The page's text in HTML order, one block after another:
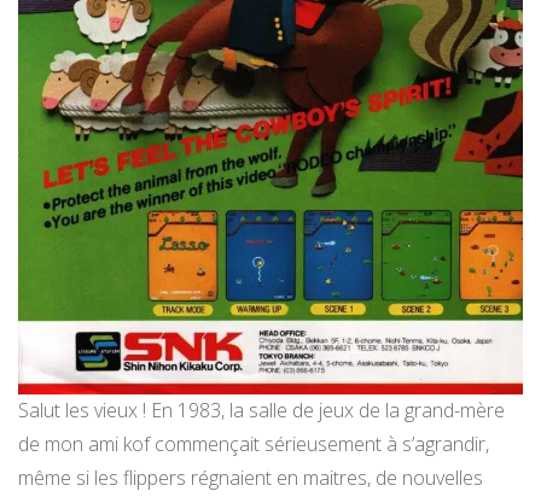
Salut les vieux ! En 1983, la salle de jeux de la grand-mère
de mon ami kof commençait sérieusement à s’agrandir,
même si les flippers régnaient en maitres, de nouvelles